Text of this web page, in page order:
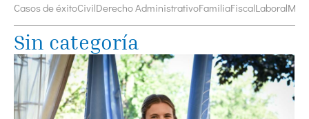
Casos de éxitoCivilDerecho AdministrativoFamiliaFiscalLaboral
Sin categoría